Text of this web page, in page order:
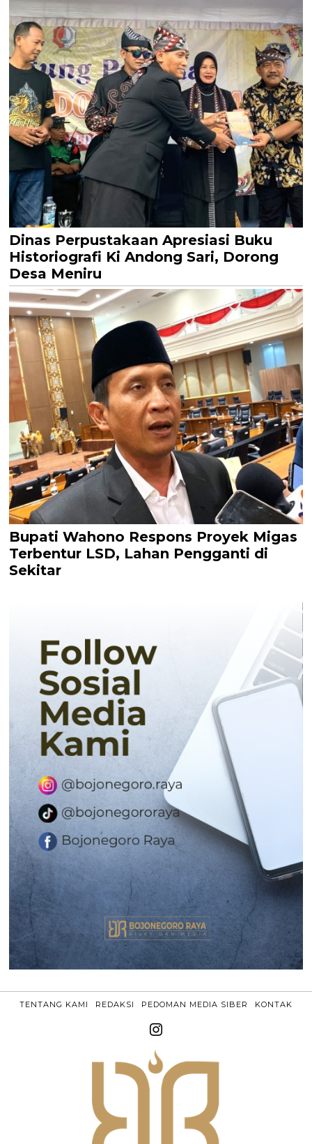
Dinas Perpustakaan Apresiasi Buku
Historiografi Ki Andong Sari, Dorong
Desa Meniru
Bupati Wahono Respons Proyek Migas
Terbentur LSD, Lahan Pengganti di
Sekitar
TENTANG KAMI REDAKSI PEDOMAN MEDIA SIBER KONTAK